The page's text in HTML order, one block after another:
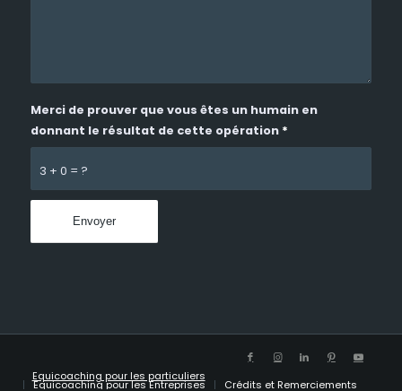
3 + 0 = ?
Merci de prouver que vous êtes un humain en
donnant le résultat de cette opération *
Equicoaching pour les particuliers
Equicoaching pour les Entreprises Crédits et Remerciements